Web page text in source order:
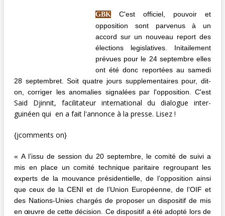
GBK C'est officiel, pouvoir et
opposition sont parvenus à un
accord sur un nouveau report des
élections legislatives. Initailement
prévues pour le 24 septembre elles
ont été donc reportées au samedi
28 septembret. Soit quatre jours supplementaires pour, dit-
on, corriger les anomalies signalées par l'opposition. C'est
Said Djinnit, facilitateur international du dialogue inter-
guinéen qui en a fait l'annonce à la presse. Lisez !
{jcomments on}
« A l’issu de session du 20 septembre, le comité de suivi a
mis en place un comité technique paritaire regroupant les
experts de la mouvance présidentielle, de l’opposition ainsi
que ceux de la CENI et de l’Union Européenne, de l’OIF et
des Nations-Unies chargés de proposer un dispositif de mis
en œuvre de cette décision. Ce dispositif a été adopté lors de